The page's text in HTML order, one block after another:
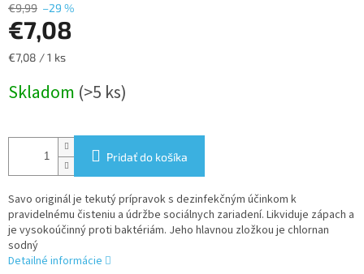
€9,99 –29 %
€7,08
Jednotková
€7,08 / 1 ks
Skladom (>5 ks)
Pridať do košíka
Savo originál je tekutý prípravok s dezinfekčným účinkom k
pravidelnému čisteniu a údržbe sociálnych zariadení. Likviduje zápach a
je vysokoúčinný proti baktériám. Jeho hlavnou zložkou je chlornan
sodný
Detailné informácie